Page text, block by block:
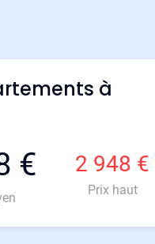
à
€ 2 948 €
Prix haut